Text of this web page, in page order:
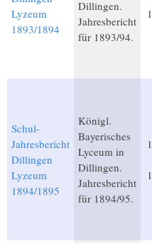
Lyzeum
1893/1894
Dillingen.
Jahresbericht
für 1893/94.
Schul-
Jahresbericht
Dillingen
Lyzeum
1894/1895
Königl.
Bayerisches
Lyceum in
Dillingen.
Jahresbericht
für 1894/95.